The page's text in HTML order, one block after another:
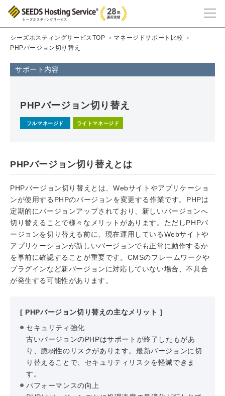
シーズホスティングサービスTOP › マネージドサポート比較
›
PHPバージョン切り替え
サポート内容
PHPバージョン切り替え
フルマネージド ライトマネージド
PHPバージョン切り替えとは
PHPバージョン切り替えとは、Webサイトやアプリケーショ
ンが使用するPHPのバージョンを変更する作業です。PHPは
定期的にバージョンアップされており、新しいバージョンへ
切り替えることで様々なメリットがあります。ただしPHPバ
ージョンを切り替える前に、現在運用しているWebサイトや
アプリケーションが新しいバージョンでも正常に動作するか
を事前に確認することが重要です。CMSのフレームワークや
プラグインなど新バージョンに対応していない場合、不具合
が発生する可能性があります。
[ PHPバージョン切り替えの主なメリット ]
セキュリティ強化
古いバージョンのPHPはサポートが終了したもがあ
り、脆弱性のリスクがあります。最新バージョンに切
り替えることで、セキュリティリスクを軽減できま
す。
パフォーマンスの向上